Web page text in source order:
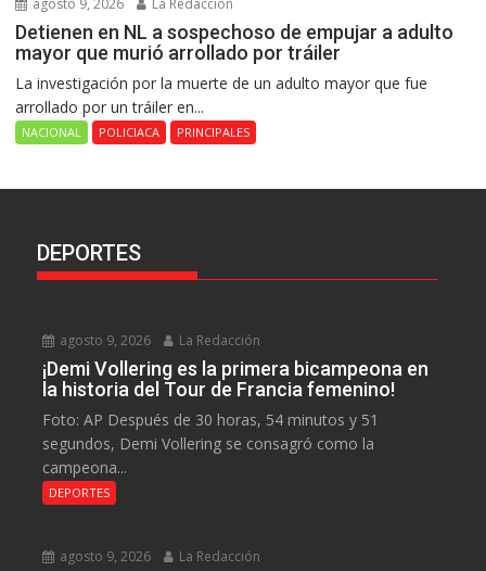
Detienen en NL a sospechoso de empujar a adulto
mayor que murió arrollado por tráiler
La investigación por la muerte de un adulto mayor que fue
arrollado por un tráiler en...
NACIONAL POLICIACA PRINCIPALES
DEPORTES
agosto 9, 2026 La Redacción
¡Demi Vollering es la primera bicampeona en
la historia del Tour de Francia femenino!
Foto: AP Después de 30 horas, 54 minutos y 51
segundos, Demi Vollering se consagró como la
campeona...
DEPORTES
agosto 9, 2026 La Redacción